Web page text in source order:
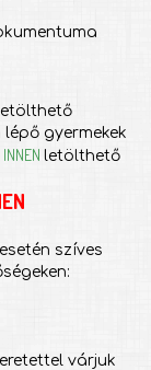
gyermekek
INNEN letölthető
szíves
várjuk